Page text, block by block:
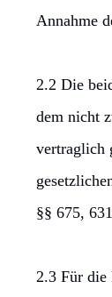
Annahme
2.2 Die
dem nicht
vertraglich
§§ 675,
2.3 Für die